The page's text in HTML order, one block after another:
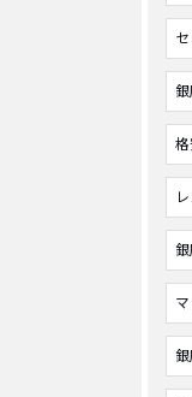
銀
格
銀
銀